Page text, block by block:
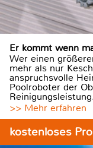
Er kommt wenn
Wer einen
mehr als nur
anspruchsvolle
Poolroboter der
Reinigungsleistung.
>> Mehr erfahren
kostenloses